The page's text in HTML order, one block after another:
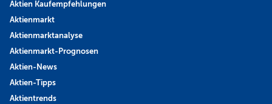
Aktien Kaufempfehlungen
Aktienmarkt
Aktienmarktanalyse
Aktienmarkt-Prognosen
Aktien-News
Aktien-Tipps
Aktientrends